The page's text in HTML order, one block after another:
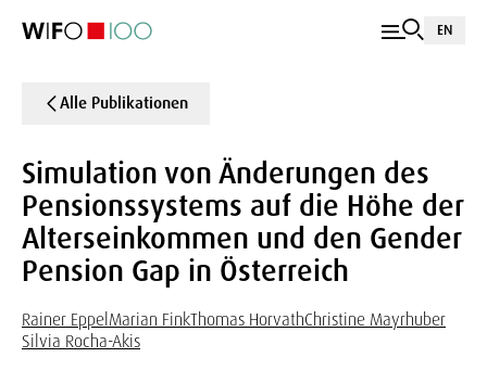
EN
Alle Publikationen
Simulation von Änderungen des
Pensionssystems auf die Höhe der
Alterseinkommen und den Gender
Pension Gap in Österreich
Rainer Eppel Marian FinkThomas HorvathChristine Mayrhuber
Silvia Rocha-Akis